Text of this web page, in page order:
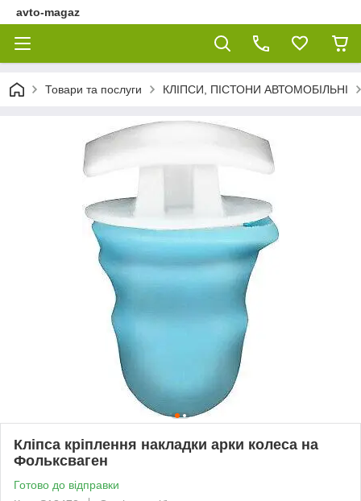
avto-magaz
Товари та послуги КЛІПСИ, ПІСТОНИ АВТОМОБІЛЬНІ
Кліпса кріплення накладки арки колеса на
Фольксваген
Готово до відправки